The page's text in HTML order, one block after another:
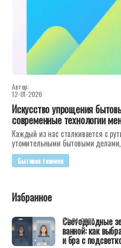
Автор:
12-01-2026
Искусство упрощения
современные технологии
Каждый из нас сталкивается с
утомительными бытовыми
Бытовая техника
Избранное
Светодиодные
ванной: как
и бра с
22-04-2026